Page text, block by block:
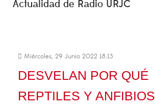
Actualidad de Radio URJC
Miércoles, 29 Junio 2022 18:13
DESVELAN POR QUÉ
REPTILES Y ANFIBIOS